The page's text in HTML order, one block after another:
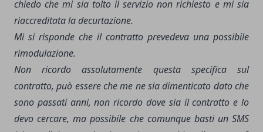
chiedo che mi sia tolto il servizio non richiesto e mi sia
riaccreditata la decurtazione.
Mi si risponde che il contratto prevedeva una possibile
rimodulazione.
Non ricordo assolutamente questa specifica sul
contratto, può essere che me ne sia dimenticato dato che
sono passati anni, non ricordo dove sia il contratto e lo
devo cercare, ma possibile che comunque basti un SMS